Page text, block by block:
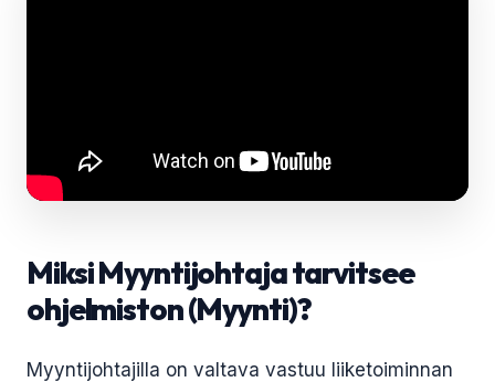
Miksi Myyntijohtaja tarvitsee
ohjelmiston (Myynti)?
Myyntijohtajilla on valtava vastuu liiketoiminnan